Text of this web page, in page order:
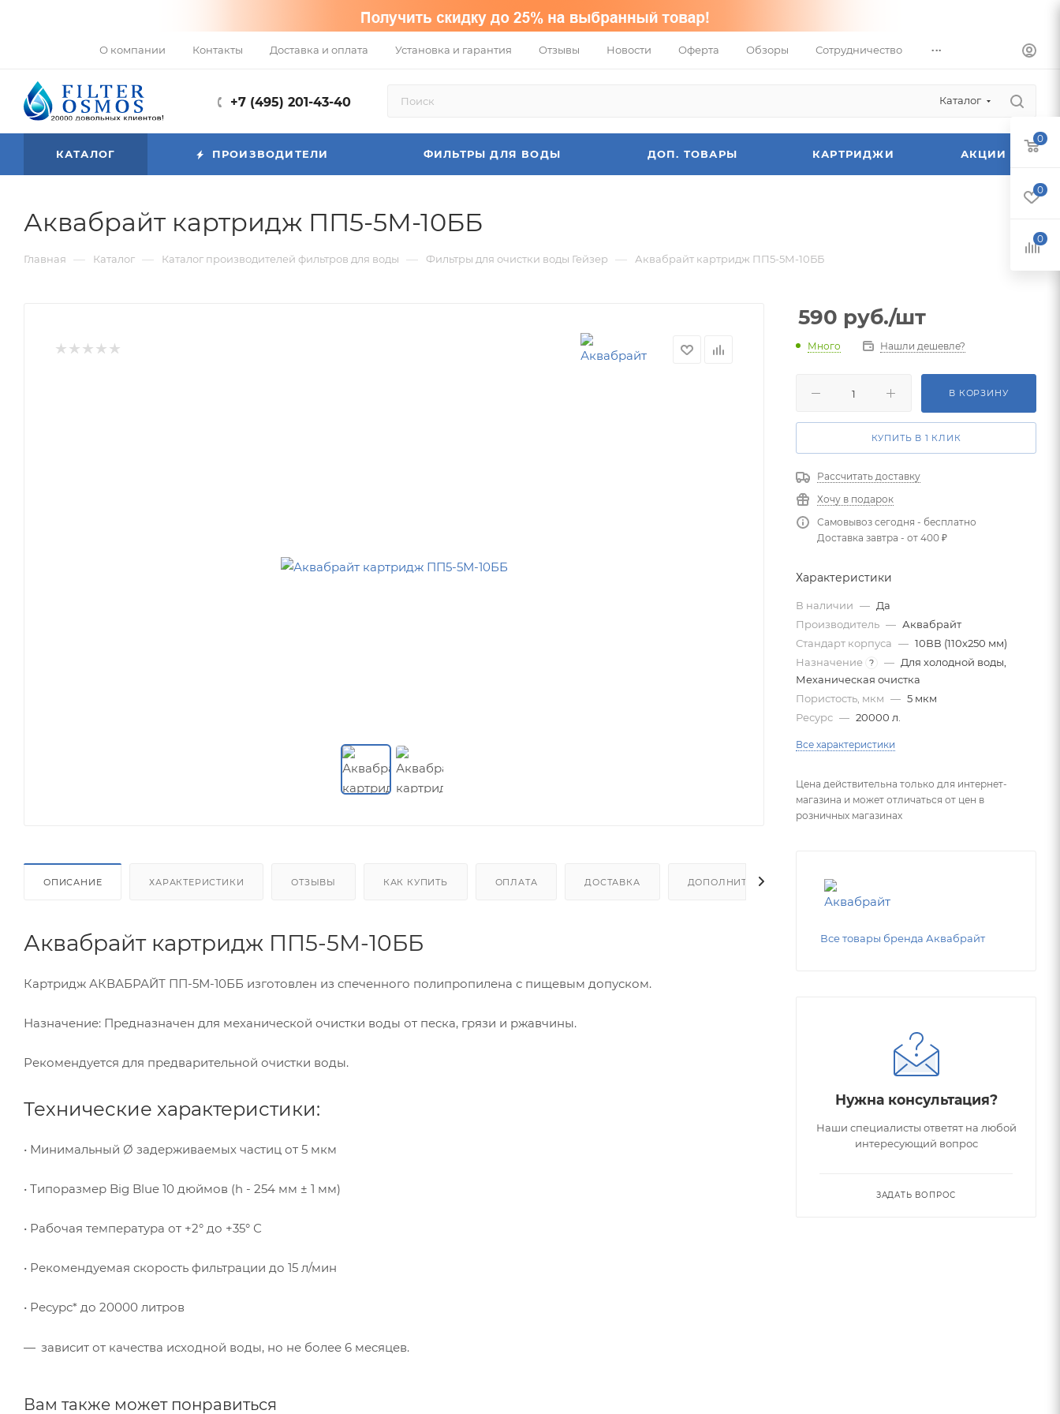
О компании Контакты Доставка и оплата Установка и гарантия Отзывы Новости Оферта Обзоры Сотрудничество ...
+7 (495) 201-43-40 Каталог
КАТАЛОГ ПРОИЗВОДИТЕЛИ ФИЛЬТРЫ ДЛЯ ВОДЫ ДОП. ТОВАРЫ КАРТРИДЖИ АКЦИИ
Аквабрайт картридж ПП5-5М-10ББ
Главная — Каталог — Каталог производителей фильтров для воды — Фильтры для очистки воды Гейзер — Аквабрайт картридж ПП5-5М-10ББ
ОПИСАНИЕ ХАРАКТЕРИСТИКИ ОТЗЫВЫ КАК КУПИТЬ ОПЛАТА ДОСТАВКА ДОПОЛНИТЕЛЬНО
Аквабрайт картридж ПП5-5М-10ББ
Картридж АКВАБРАЙТ ПП-5М-10ББ изготовлен из спеченного полипропилена с пищевым допуском.
Назначение: Предназначен для механической очистки воды от песка, грязи и ржавчины.
Рекомендуется для предварительной очистки воды.
Технические характеристики:
• Минимальный Ø задерживаемых частиц от 5 мкм
• Типоразмер Big Blue 10 дюймов (h - 254 мм ± 1 мм)
• Рабочая температура от +2° до +35° С
• Рекомендуемая скорость фильтрации до 15 л/мин
• Ресурс* до 20000 литров
зависит от качества исходной воды, но не более 6 месяцев.
Вам также может понравиться
590 руб./шт
Много Нашли дешевле?
В КОРЗИНУ
КУПИТЬ В 1 КЛИК
Рассчитать доставку
Хочу в подарок
Самовывоз сегодня - бесплатно
Доставка завтра - от 400 ₽
Характеристики
В наличии — Да
Производитель — Аквабрайт
Стандарт корпуса — 10ВВ (110х250 мм)
Назначение ? — Для холодной воды,
Механическая очистка
Пористость, мкм — 5 мкм
Ресурс — 20000 л.
Все характеристики
Цена действительна только для интернет-
магазина и может отличаться от цен в
розничных магазинах
Все товары бренда Аквабрайт
Нужна консультация?
Наши специалисты ответят на любой
интересующий вопрос
ЗАДАТЬ ВОПРОС
0
0
0